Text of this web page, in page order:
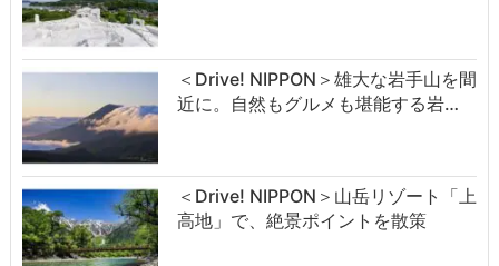
＜Drive! NIPPON＞雄大な岩手山を間
近に。自然もグルメも堪能する岩…
＜Drive! NIPPON＞山岳リゾート「上
高地」で、絶景ポイントを散策